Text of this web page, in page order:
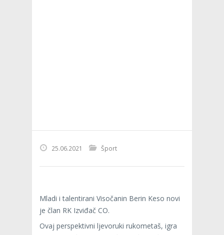
25.06.2021 Šport
Mladi i talentirani Visočanin Berin Keso novi
je član RK Izviđač CO.
Ovaj perspektivni ljevoruki rukometaš, igra